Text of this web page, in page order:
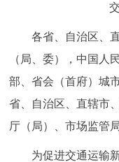
便民服务
政民互动
各省、自治区、直
（局、委），中国人
部、省会（首府）城
省、自治区、直辖市
厅（局）、市场监管
为促进交通运输新